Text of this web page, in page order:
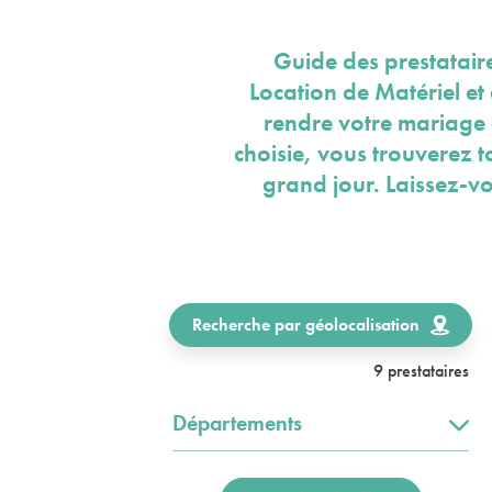
Guide des
Location de Matériel
rendre votre mariage
choisie, vous trouverez
grand jour. Laissez-
Recherche par géolocalisation
9 prestataires
Départements